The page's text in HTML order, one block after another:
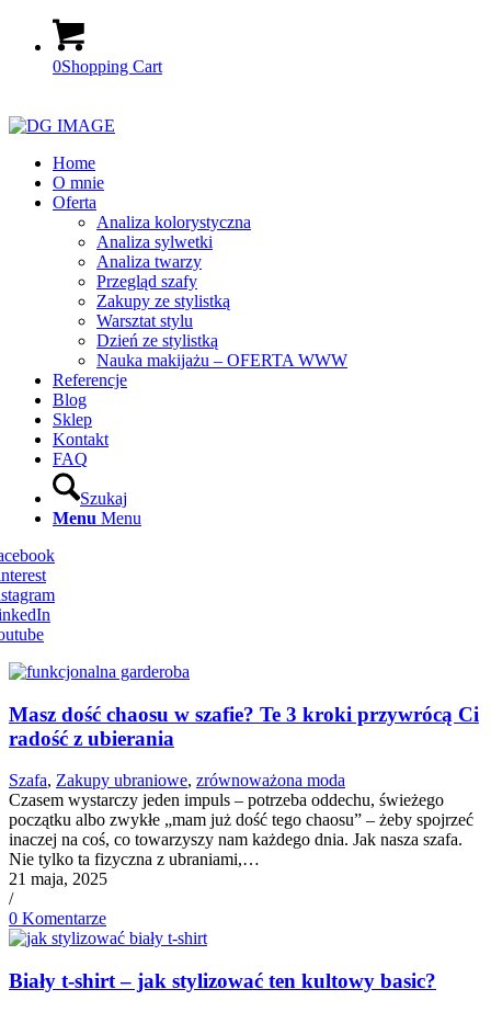
0Shopping Cart
Home
O mnie
Oferta
Analiza kolorystyczna
Analiza sylwetki
Analiza twarzy
Przegląd szafy
Zakupy ze stylistką
Warsztat stylu
Dzień ze stylistką
Nauka makijażu – OFERTA WWW
Referencje
Blog
Sklep
Kontakt
FAQ
Szukaj
Menu Menu
Masz dość chaosu w szafie? Te 3 kroki przywrócą Ci
radość z ubierania
Szafa, Zakupy ubraniowe, zrównoważona moda
Czasem wystarczy jeden impuls – potrzeba oddechu, świeżego
początku albo zwykłe „mam już dość tego chaosu” – żeby spojrzeć
inaczej na coś, co towarzyszy nam każdego dnia. Jak nasza szafa.
Nie tylko ta fizyczna z ubraniami,…
21 maja, 2025
/
0 Komentarze
Biały t-shirt – jak stylizować ten kultowy basic?